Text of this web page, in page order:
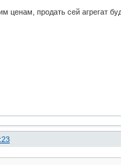
ценам, продать сей агрегат